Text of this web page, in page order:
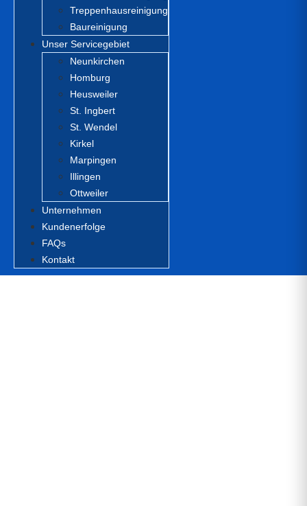
Treppenhausreinigung
Baureinigung
Unser Servicegebiet
Neunkirchen
Homburg
Heusweiler
St. Ingbert
St. Wendel
Kirkel
Marpingen
Illingen
Ottweiler
Unternehmen
Kundenerfolge
FAQs
Kontakt